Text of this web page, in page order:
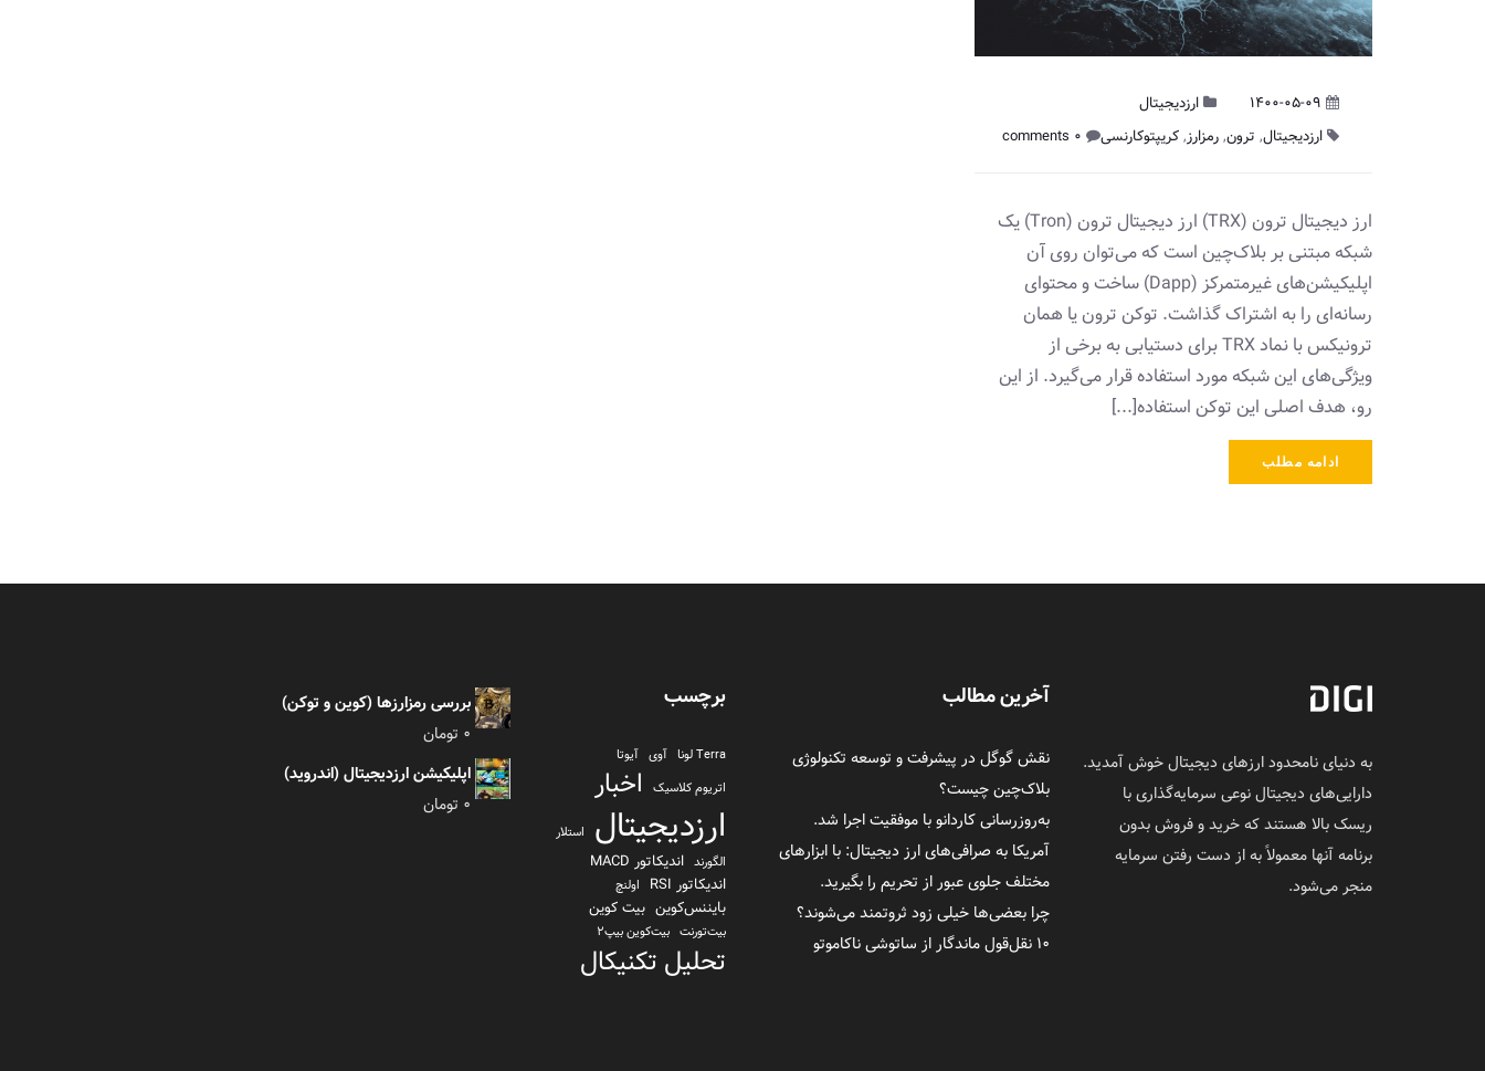
1400-05-09
ارزدیجیتال
ارزدیجیتال, ترون,رمزارز,کریپتوکارنسی 0 comments
ارز دیجیتال ترون (TRX) ارز دیجیتال ترون (Tron) یک
شبکه مبتنی بر بلاک‌چین است که می‌توان روی آن
اپلیکیشن‌های غیرمتمرکز (Dapp) ساخت و محتوای
رسانه‌ای را به اشتراک گذاشت. توکن ترون یا همان
ترونیکس با نماد TRX برای دستیابی به برخی از
ویژگی‌های این شبکه مورد استفاده قرار می‌گیرد. از این
رو، هدف اصلی این توکن استفاده[...]
ادامه مطلب
به دنیای نامحدود ارزهای دیجیتال خوش آمدید.
دارایی‌های دیجیتال نوعی سرمایه‌گذاری با
ریسک بالا هستند که خرید و فروش بدون
برنامه آنها معمولاً به از دست رفتن سرمایه
منجر می‌شود.
آخرین مطالب
نقش گوگل در پیشرفت و توسعه تکنولوژی
بلاک‌چین چیست؟
به‌روزرسانی کاردانو با موفقیت اجرا شد.
آمریکا به صرافی‌های ارز دیجیتال: با ابزارهای
مختلف جلوی عبور از تحریم را بگیرید.
چرا بعضی‌ها خیلی زود ثروتمند می‌شوند؟
۱۰ نقل‌قول ماندگار از ساتوشی ناکاموتو
برچسب
Terra لونا آوی آیوتا
اتریوم کلاسیک
اخبار
ارزدیجیتال
استلار
الگورند اندیکاتور MACD
اندیکاتور RSI
اولنچ
بایننس‌کوین بیت کوین
بیت‌تورنت بیت‌کوین بیپ2
تحلیل تکنیکال
بررسی رمزارزها (کوین و توکن)
0 تومان
اپلیکیشن ارزدیجیتال (اندروید)
0 تومان